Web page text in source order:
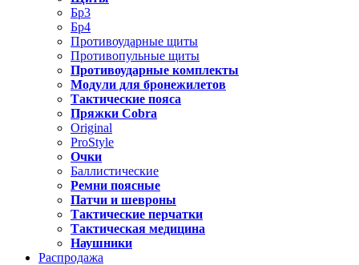
Бр3
Бр4
Противоударные щиты
Противопульные щиты
Противоударные комплекты
Модули для бронежилетов
Тактические пояса
Пряжки Cobra
Original
ProStyle
Очки
Баллистические
Ремни поясные
Патчи и шевроны
Тактические перчатки
Тактическая медицина
Наушники
Распродажа